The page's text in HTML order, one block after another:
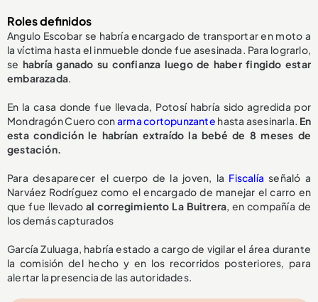
Roles definidos
Angulo Escobar se habría encargado de transportar en moto a
la víctima hasta el inmueble donde fue asesinada. Para lograrlo,
se habría ganado su confianza luego de haber fingido estar
embarazada
En la casa donde fue llevada, Potosí habría sido agredida por
Mondragón Cuero conarma cortopunzante hasta asesinarla. En
esta condición le habrían extraído la bebé de 8 meses de
gestación.
Para desaparecer el cuerpo de la joven, la Fiscalía señaló a
Narváez Rodríguez como el encargado de manejar el carro en
que fue llevado al corregimiento La Buitrera , en compañía de
los demás capturados
García Zuluaga, habría estado a cargo de vigilar el área durante
la comisión del hecho y en los recorridos posteriores, para
alertar la presencia de las autoridades.